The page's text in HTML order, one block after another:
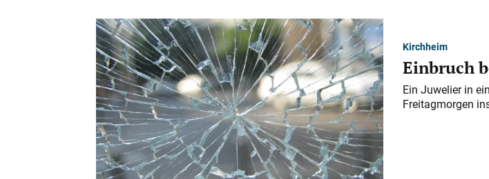
Kirchheim
Einbruch
Ein Juwelier in
Freitagmorgen